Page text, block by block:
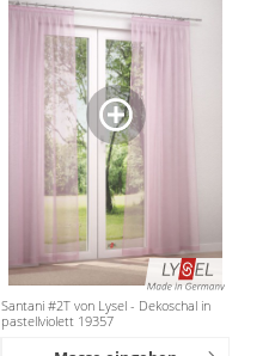
Santani #2T von Lysel - Dekoschal in
pastellviolett 19357